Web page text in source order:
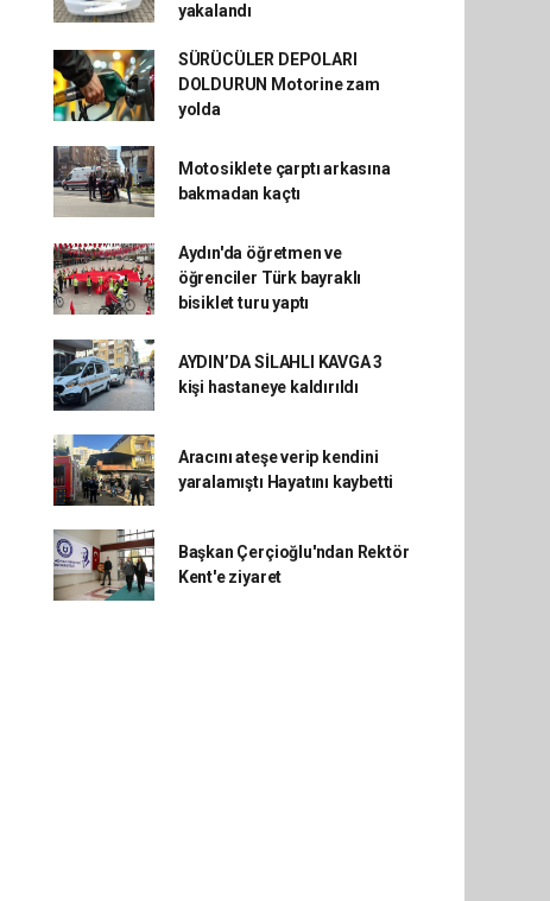
yakalandı
SÜRÜCÜLER DEPOLARI
DOLDURUN Motorine zam
yolda
Motosiklete çarptı arkasına
bakmadan kaçtı
Aydın'da öğretmen ve
öğrenciler Türk bayraklı
bisiklet turu yaptı
AYDIN’DA SİLAHLI KAVGA 3
kişi hastaneye kaldırıldı
Aracını ateşe verip kendini
yaralamıştı Hayatını kaybetti
Başkan Çerçioğlu'ndan Rektör
Kent'e ziyaret